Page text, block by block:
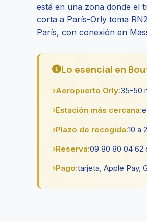
está en una zona donde el
corta a París-Orly toma
París, con conexión en
Lo esencial en
Aeropuerto Orly:35-50
Estación más cercana:
Plazo de recogida:10 a
Reserva:09 80 80 04 62
Pago:tarjeta, Apple Pay,